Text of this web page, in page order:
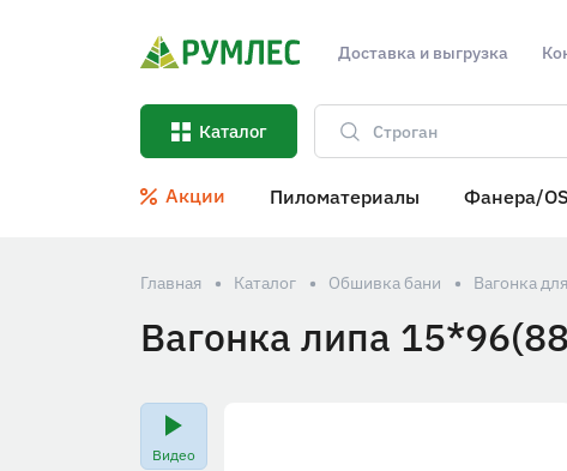
Доставка и выгрузка
Каталог
Акции Пиломатериалы Фанера/
Главная Каталог Обшивка бани Вагонка
Вагонка липа
Видео